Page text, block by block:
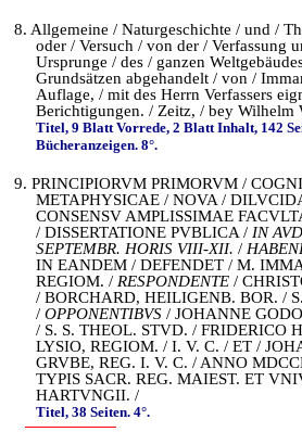
8. Allgemeine / Naturgeschichte / und /
oder / Versuch / von der / Verfassung
Ursprunge / des / ganzen
Grundsätzen abgehandelt / von /
Auflage, / mit des Herrn Verfassers
Berichtigungen. / Zeitz, / bey Wilhelm
Titel, 9 Blatt Vorrede, 2 Blatt Inhalt, 142
Bücheranzeigen. 8°.
9. PRINCIPIORVM PRIMORVM /
METAPHYSICAE / NOVA /
CONSENSV AMPLISSIMAE
/ DISSERTATIONE PVBLICA / IN
SEPTEMBR. HORIS VIII-XII. /
IN EANDEM / DEFENDET / M.
REGIOM. / RESPONDENTE /
/ BORCHARD, HEILIGENB. BOR. /
/ OPPONENTIBVS / JOHANNE
/ S. S. THEOL. STVD. / FRIDERICO
LYSIO, REGIOM. / I. V. C. / ET /
GRVBE, REG. I. V. C. / ANNO
TYPIS SACR. REG. MAIEST. ET
HARTVNGII. /
Titel, 38 Seiten. 4°.